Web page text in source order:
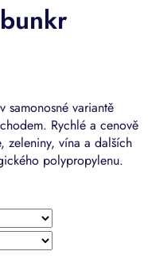
samonosné variantě
Rychlé a cenově
zeleniny, vína a dalších
polypropylenu.